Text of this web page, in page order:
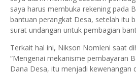
saya harus membuka rekening pada
bantuan perangkat Desa, setelah itu
surat undangan untuk pembagian
Terkait hal ini, Nikson Nomleni saat
“Mengenai mekanisme pembayaran
Dana Desa, itu menjadi kewenangan